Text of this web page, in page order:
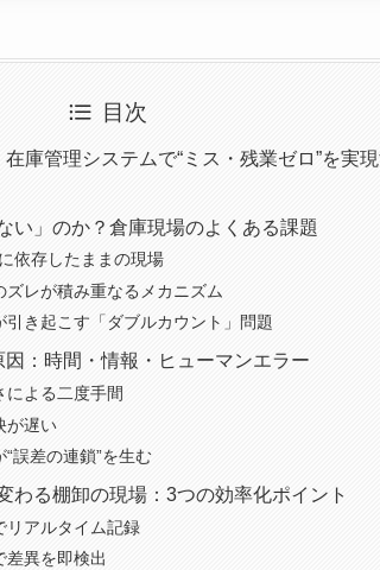
目次
在庫管理システムで“ミス・残業ゼロ”
い」のか？倉庫現場のよくある課題
依存したままの現場
レが積み重なるメカニズム
き起こす「ダブルカウント」問題
：時間・情報・ヒューマンエラー
よる二度手間
が遅い
誤差の連鎖”を生む
わる棚卸の現場：3つの効率化ポイント
リアルタイム記録
差異を即検出